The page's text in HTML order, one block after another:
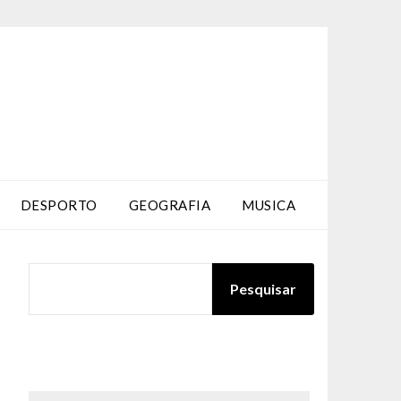
DESPORTO GEOGRAFIA MUSICA
Pesquisar